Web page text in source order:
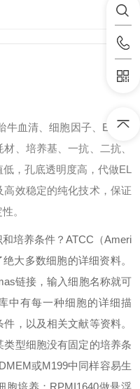
牛血清、细胞因子、ELISA
、培养基、一抗、二抗、
，孔底透明度高，代做EL
效稳定的纯化技术，保证
。
培养条件？ ATCC（Ameri
大多数细胞的详细资料。
链接，输入细胞名称就可
中有每一种细胞的详细描
，以及相关文献等资料。
类型细胞没有固定的培养条
或M199中同样容易生
胞培养；RPMI1640做悬浮